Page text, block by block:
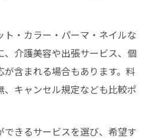
・カラー・パーマ・ネイルな
、介護美容や出張サービス、個
含まれる場合もあります。料
キャンセル規定なども比較ポ
きるサービスを選び、希望す